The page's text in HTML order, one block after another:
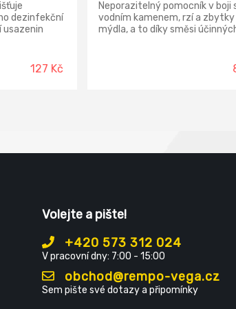
dezinfekční
usazenin
plísní a
bakterií,
127 Kč
Neporazitelný pomocník v boji
vodním kamenem, rzí a zbytky
mýdla, a to díky směsi
usazeniny, včetně mýdla, ale
Volejte a pište!
+420 573 312 024
V pracovní dny: 7:00 - 15:00
obchod@rempo-vega.cz
Sem pište své dotazy a připomínky